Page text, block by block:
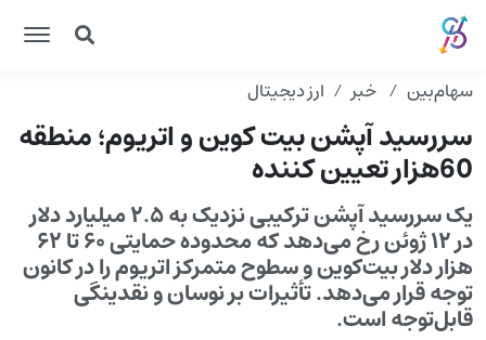
سهام‌بین خبر ارز دیجیتال
سررسید آپشن بیت کوین و اتریوم؛ منطقه
60هزار تعیین کننده
یک سررسید آپشن ترکیبی نزدیک به ۲.۵ میلیارد دلار
در ۱۲ ژوئن رخ می‌دهد که محدوده حمایتی ۶۰ تا ۶۲
هزار دلار بیت‌کوین و سطوح متمرکز اتریوم را در کانون
توجه قرار می‌دهد. تأثیرات بر نوسان و نقدینگی
قابل‌توجه است.